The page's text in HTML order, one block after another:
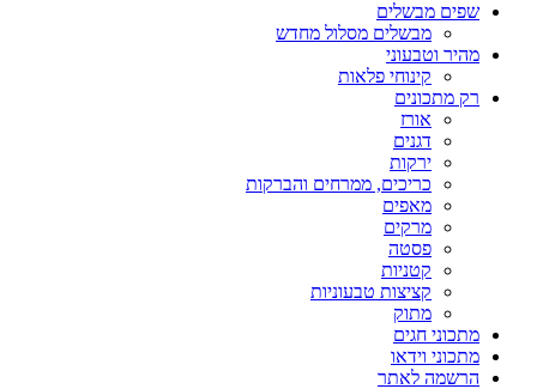
שפים מבשלים
מבשלים מסלול מחדש
מהיר וטבעוני
קינוחי פלאות
רק מתכונים
אורז
דגנים
ירקות
כריכים, ממרחים והברקות
מאפים
מרקים
פסטה
קטניות
קציצות טבעוניות
מתוק
מתכוני חגים
מתכוני וידאו
הרשמה לאתר